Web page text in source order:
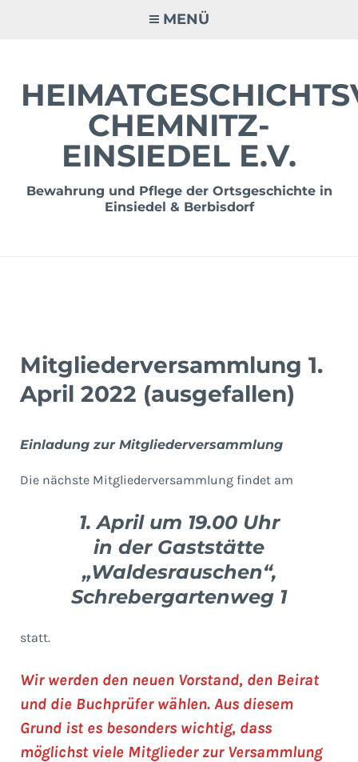
MENÜ
CHEMNITZ-
EINSIEDEL E.V.
Bewahrung und Pflege der Ortsgeschichte in
Einsiedel & Berbisdorf
Mitgliederversammlung 1.
April 2022 (ausgefallen)
Einladung zur Mitgliederversammlung
Die nächste Mitgliederversammlung findet am
1. April um 19.00 Uhr
in der Gaststätte
„Waldesrauschen“,
Schrebergartenweg 1
statt.
Wir werden den neuen Vorstand, den Beirat
und die Buchprüfer wählen. Aus diesem
Grund ist es besonders wichtig, dass
möglichst viele Mitglieder zur Versammlung